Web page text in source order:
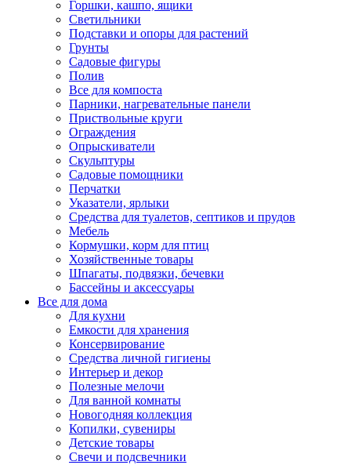
Горшки, кашпо, ящики
Светильники
Подставки и опоры для растений
Грунты
Садовые фигуры
Полив
Все для компоста
Парники, нагревательные панели
Приствольные круги
Ограждения
Опрыскиватели
Скульптуры
Садовые помощники
Перчатки
Указатели, ярлыки
Средства для туалетов, септиков и прудов
Мебель
Кормушки, корм для птиц
Хозяйственные товары
Шпагаты, подвязки, бечевки
Бассейны и аксессуары
Все для дома
Для кухни
Емкости для хранения
Консервирование
Средства личной гигиены
Интерьер и декор
Полезные мелочи
Для ванной комнаты
Новогодняя коллекция
Копилки, сувениры
Детские товары
Свечи и подсвечники